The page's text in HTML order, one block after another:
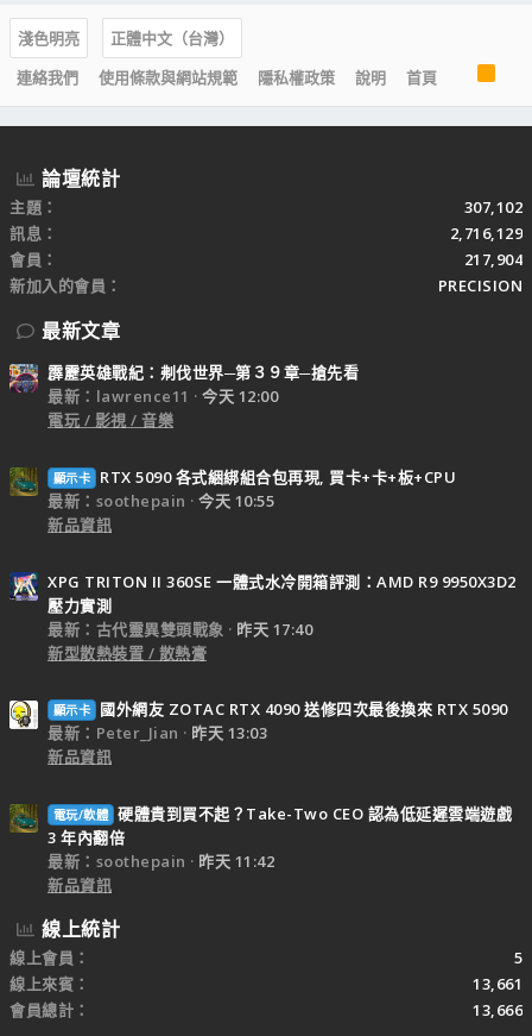
淺色明亮
正體中文（台灣）
連絡我們
使用條款與網站規範 隱私權政策 說明 首頁
R
S
S
論壇統計
主題
307,102
訊息
2,716,129
會員
217,904
新加入的會員
PRECISION
最新文章
霹靂英雄戰紀：刜伐世界─第３９章─搶先看
最新：lawrence11
今天 12:00
電玩 / 影視 / 音樂
顯示卡
RTX 5090 各式綑綁組合包再現, 買卡+卡+板+CPU
最新：soothepain
今天 10:55
新品資訊
XPG TRITON II 360SE 一體式水冷開箱評測：AMD R9 9950X3D2
壓力實測
最新：古代靈異雙頭戰象
昨天 17:40
新型散熱裝置 / 散熱膏
顯示卡
國外網友 ZOTAC RTX 4090 送修四次最後換來 RTX 5090
最新：Peter_Jian
昨天 13:03
新品資訊
電玩/軟體 硬體貴到買不起？Take-Two CEO 認為低延遲雲端遊戲
3 年內翻倍
最新：soothepain
昨天 11:42
新品資訊
線上統計
線上會員
5
線上來賓
13,661
會員總計
13,666